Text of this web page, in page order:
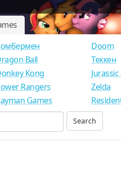
Ball
Kong
Rangers
Games
Doom
Теккен
Zelda